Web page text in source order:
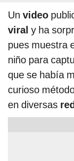
Un video
viral y ha
pues muestra
niño para
que se había
curioso
en diversas